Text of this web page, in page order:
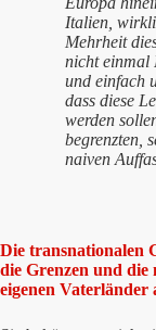
Italien,
Mehrheit
nicht einmal
und einfach
dass diese
werden
begrenzten,
naiven
Die transnationalen
die Grenzen und die
eigenen Vaterländer